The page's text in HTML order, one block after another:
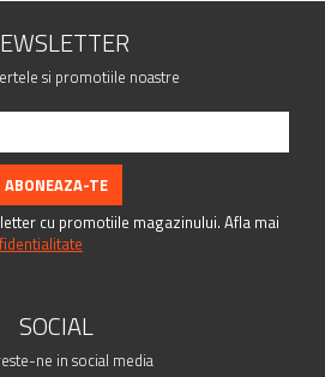
si promotiile noastre
cu promotiile magazinului. Afla mai
SOCIAL
ne in social media